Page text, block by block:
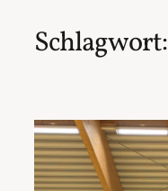
Schlagwort: